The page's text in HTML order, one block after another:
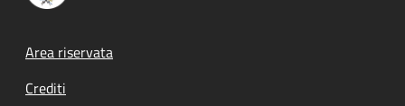
Footer menu
Area riservata
Crediti